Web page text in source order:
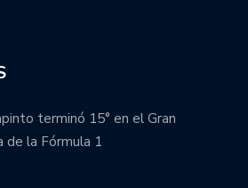
terminó 15° en el Gran
de la Fórmula 1